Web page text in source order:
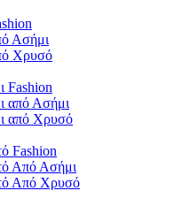
Ασήμι
Χρυσό
Fashion
από Ασήμι
από Χρυσό
Fashion
Από Ασήμι
Από Χρυσό